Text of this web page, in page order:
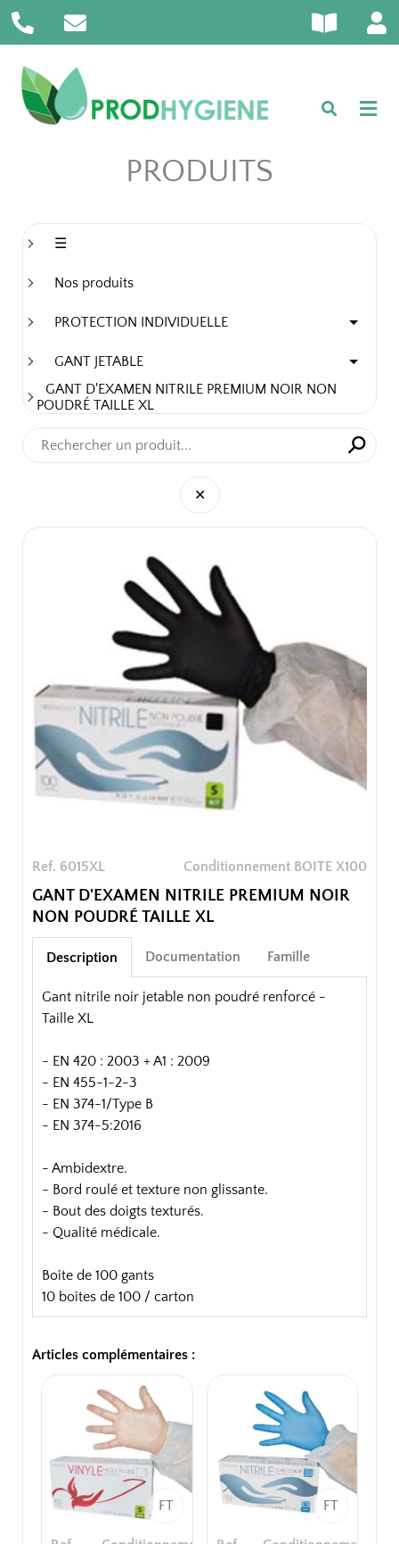
Aller
h
n
e
-
E
n
e
o
B
o
-
o
U
s
PRODUITS
☰
Nos produits
PROTECTION INDIVIDUELLE
GANT JETABLE
GANT D'EXAMEN NITRILE PREMIUM NOIR NON
POUDRÉ TAILLE XL
✕⚲
✕
Ref. 6015XL Conditionnement BOITE X100
GANT D'EXAMEN NITRILE PREMIUM NOIR
NON POUDRÉ TAILLE XL
Description
Gant nitrile noir jetable non poudré renforcé -
Taille XL
- EN 420 : 2003 + A1 : 2009
- EN 455-1-2-3
- EN 374-1/Type B
- EN 374-5:2016
- Ambidextre.
- Bord roulé et texture non glissante.
- Bout des doigts texturés.
- Qualité médicale.
Boîte de 100 gants
10 boîtes de 100 / carton
Documentation Famille
Articles complémentaires :
FT FT